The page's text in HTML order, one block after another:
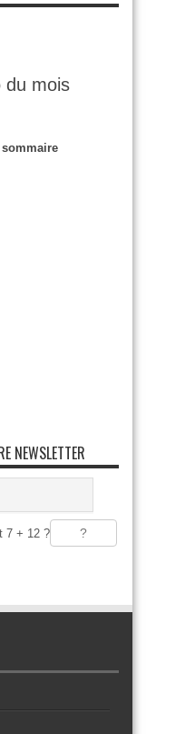
du mois
sommaire
NEWSLETTER
7 + 12 ?